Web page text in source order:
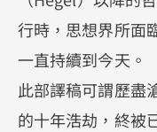
行時，思想界所面
一直持續到今天。
此部譯稿可謂歷盡
的十年浩劫，終被